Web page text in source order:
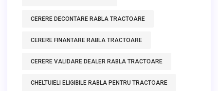
CERERE DECONTARE RABLA TRACTOARE
CERERE FINANTARE RABLA TRACTOARE
CERERE VALIDARE DEALER RABLA TRACTOARE
CHELTUIELI ELIGIBILE RABLA PENTRU TRACTOARE